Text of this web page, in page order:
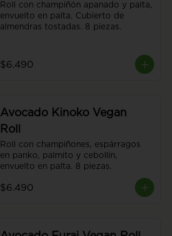
Roll con champiñón apanado y palta,
envuelto en palta. Cubierto de
almendras tostadas. 8 piezas.
$6.490
Avocado Kinoko Vegan
Roll
Roll con champiñones, espárragos
en panko, palmito y cebollín,
envuelto en palta. 8 piezas.
$6.490